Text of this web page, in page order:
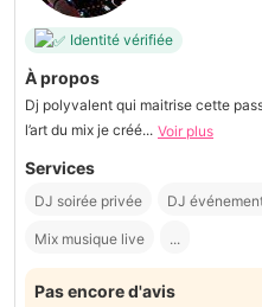
Identité vérifiée
À propos
Dj polyvalent qui maitrise cette
l’art du mix je créé... Voir plus
Services
DJ soirée privée DJ
Mix musique live ...
Pas encore d'avis